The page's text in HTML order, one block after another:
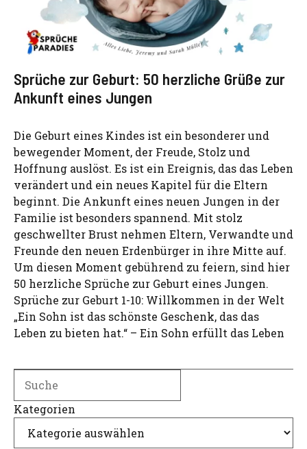
Sprüche zur Geburt: 50 herzliche Grüße zur
Ankunft eines Jungen
Die Geburt eines Kindes ist ein besonderer und
bewegender Moment, der Freude, Stolz und
Hoffnung auslöst. Es ist ein Ereignis, das das Leben
verändert und ein neues Kapitel für die Eltern
beginnt. Die Ankunft eines neuen Jungen in der
Familie ist besonders spannend. Mit stolz
geschwellter Brust nehmen Eltern, Verwandte und
Freunde den neuen Erdenbürger in ihre Mitte auf.
Um diesen Moment gebührend zu feiern, sind hier
50 herzliche Sprüche zur Geburt eines Jungen.
Sprüche zur Geburt 1-10: Willkommen in der Welt
„Ein Sohn ist das schönste Geschenk, das das
Leben zu bieten hat.“ – Ein Sohn erfüllt das Leben
Kategorien